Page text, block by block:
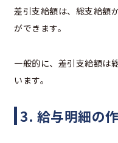
差引支給額は、総支給額
ができます。
一般的に、差引支給額は
います。
3. 給与明細の